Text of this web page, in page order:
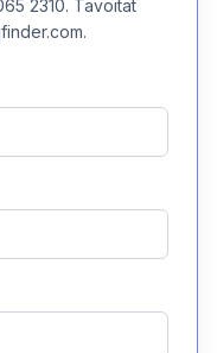
2310. Tavoitat